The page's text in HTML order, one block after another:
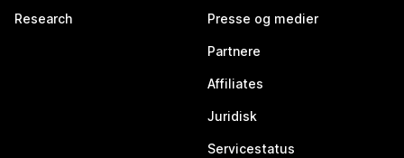
Research Presse og medier
Partnere
Affiliates
Juridisk
Servicestatus